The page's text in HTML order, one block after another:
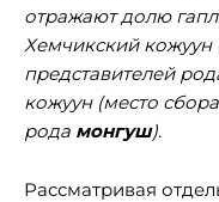
отражают долю
Хемчикский кожуун
представителей
кожуун (место
рода монгуш).
Рассматривая